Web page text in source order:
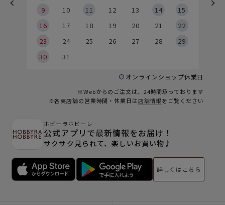
9
10 11 12 13 14
15
16
17 18 19 20 21
22
23
24 25 26 27 28
29
30
31
オンラインショップ休業日
※Webからのご注文は、24時間承っております
※各実店舗の営業時間・休業日は店舗情報をご覧ください
ホビーラホビーレ
公式アプリで最新情報をお届け！
サクサク見られて、楽しいお買い物♪
詳しくはこちら